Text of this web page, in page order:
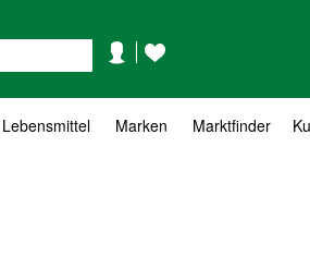
KontoWunschzettel
Lebensmittel Marken Marktfinder